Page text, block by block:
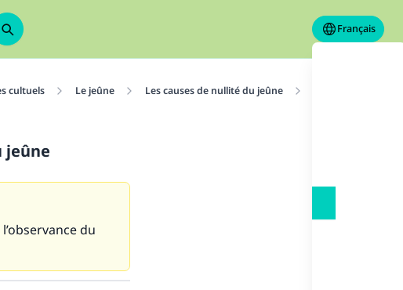
Français
cultuels Le jeûne Les causes de nullité du jeûne
jeûne
du